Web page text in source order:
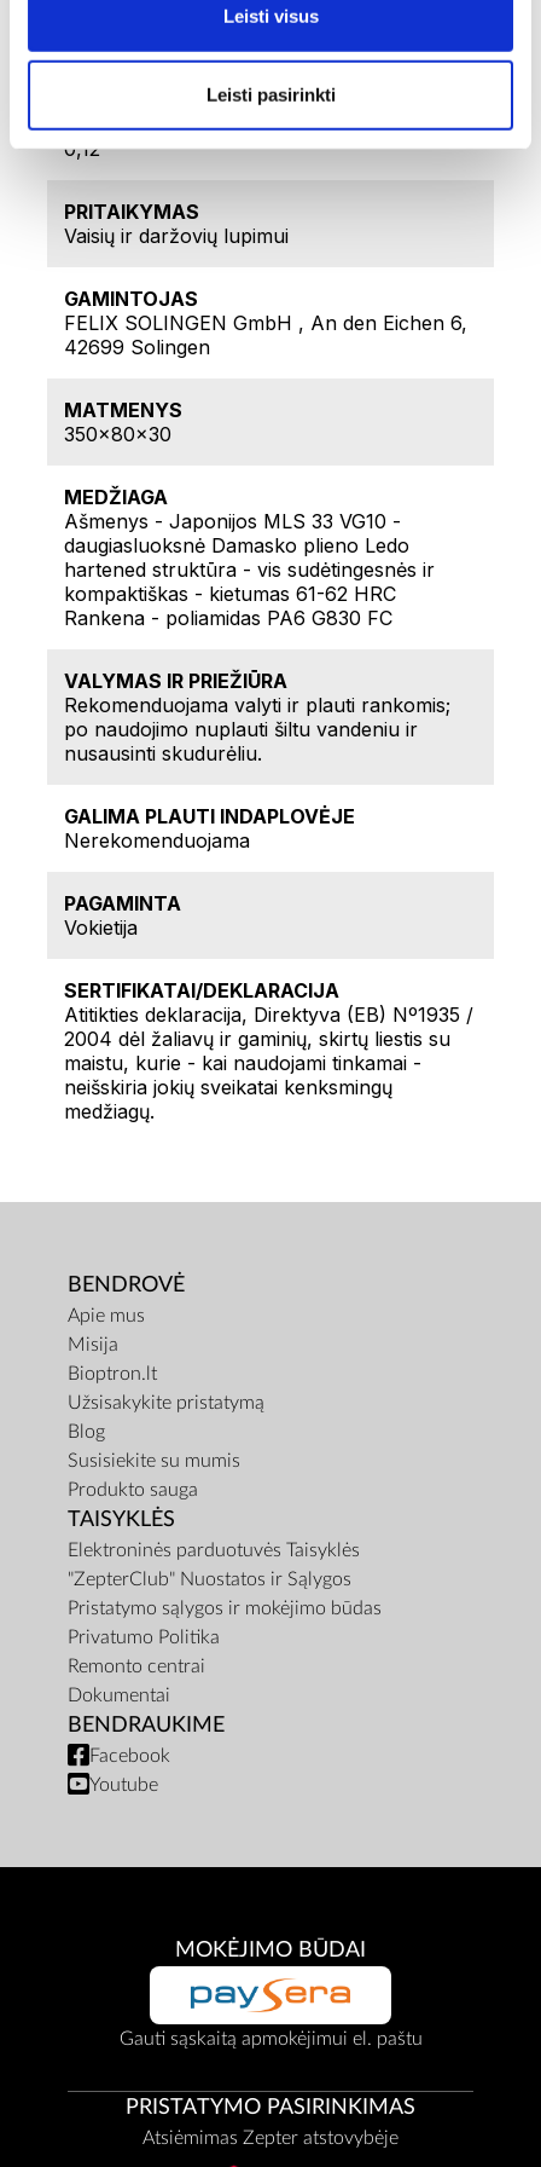
Leisti visus
Leisti pasirinkti
0,38
GRYNASIS SVORIS [KG]
0,12
PRITAIKYMAS
Vaisių ir daržovių lupimui
GAMINTOJAS
FELIX SOLINGEN GmbH , An den Eichen 6,
42699 Solingen
MATMENYS
350x80x30
MEDŽIAGA
Ašmenys - Japonijos MLS 33 VG10 -
daugiasluoksnė Damasko plieno Ledo
hartened struktūra - vis sudėtingesnės ir
kompaktiškas - kietumas 61-62 HRC
Rankena - poliamidas PA6 G830 FC
VALYMAS IR PRIEŽIŪRA
Rekomenduojama valyti ir plauti rankomis;
po naudojimo nuplauti šiltu vandeniu ir
nusausinti skudurėliu.
GALIMA PLAUTI INDAPLOVĖJE
Nerekomenduojama
PAGAMINTA
Vokietija
SERTIFIKATAI/DEKLARACIJA
Atitikties deklaracija, Direktyva (EB) Nº1935 /
2004 dėl žaliavų ir gaminių, skirtų liestis su
maistu, kurie - kai naudojami tinkamai -
neišskiria jokių sveikatai kenksmingų
medžiagų.
BENDROVĖ
Apie mus
Misija
Bioptron.lt
Užsisakykite pristatymą
Blog
Susisiekite su mumis
Produkto sauga
TAISYKLĖS
Elektroninės parduotuvės Taisyklės
"ZepterClub" Nuostatos ir Sąlygos
Pristatymo sąlygos ir mokėjimo būdas
Privatumo Politika
Remonto centrai
Dokumentai
BENDRAUKIME
Facebook
Youtube
MOKĖJIMO BŪDAI
Gauti sąskaitą apmokėjimui el. paštu
PRISTATYMO PASIRINKIMAS
Atsiėmimas Zepter atstovybėje